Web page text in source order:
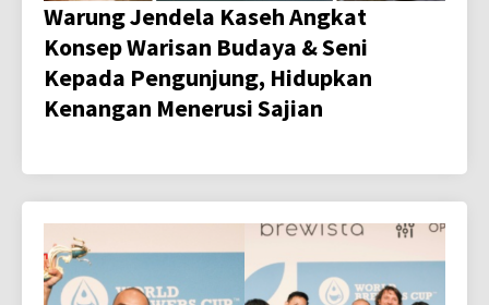
Warung Jendela Kaseh Angkat
Konsep Warisan Budaya & Seni
Kepada Pengunjung, Hidupkan
Kenangan Menerusi Sajian